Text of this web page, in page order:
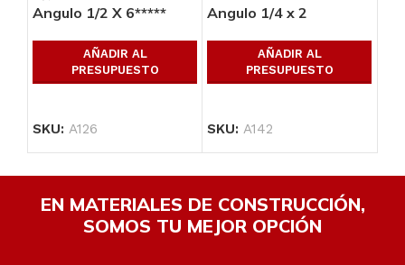
Angulo 1/2 X 6*****
AÑADIR AL
PRESUPUESTO
SKU: A126
Angulo 1/4 x 2
AÑADIR AL
PRESUPUESTO
SKU: A142
EN MATERIALES DE CONSTRUCCIÓN,
SOMOS TU MEJOR OPCIÓN